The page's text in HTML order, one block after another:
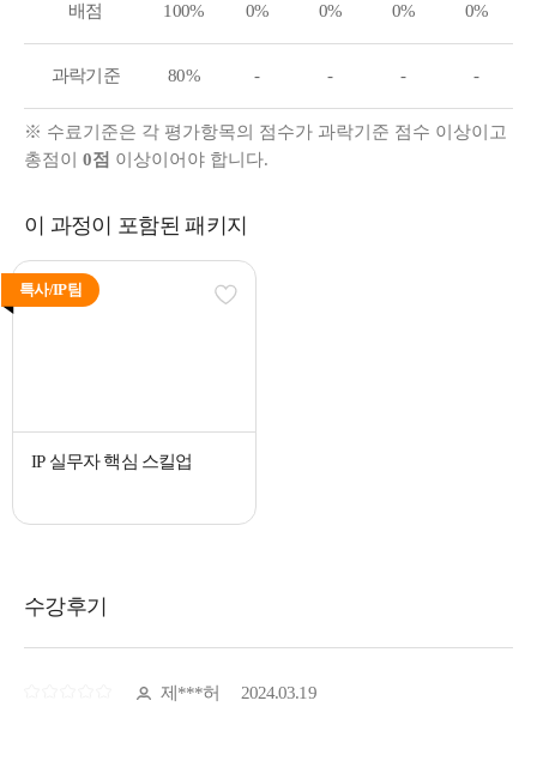
배점 100% 0% 0% 0% 0%
과락기준 80% - - - -
※ 수료기준은 각 평가항목의 점수가 과락기준 점수 이상이고
총점이 0점 이상이어야 합니다.
이 과정이 포함된 패키지
특사/IP팀
IP 실무자 핵심 스킬업